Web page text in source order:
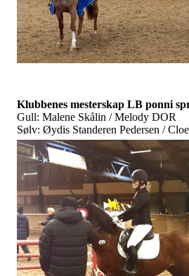
Klubbenes mesterskap LB ponni
Gull: Malene Skålin / Melody DOR
Sølv: Øydis Standeren Pedersen /